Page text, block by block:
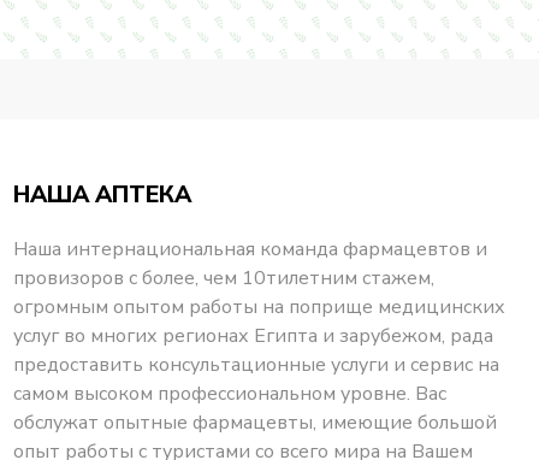
НАША АПТЕКА
Наша интернациональная команда фармацевтов и
провизоров с более, чем 10тилетним стажем,
огромным опытом работы на поприще медицинских
услуг во многих регионах Египта и зарубежом, рада
предоставить консультационные услуги и сервис на
самом высоком профессиональном уровне. Вас
обслужат опытные фармацевты, имеющие большой
опыт работы с туристами со всего мира на Вашем